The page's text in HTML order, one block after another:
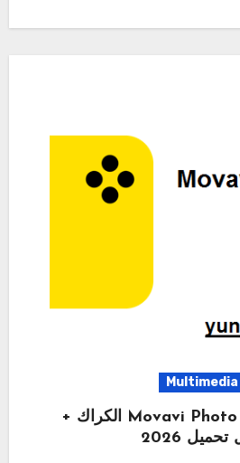
Multimedia
Movavi Photo Editor 24.3.0 الكراك +
2026